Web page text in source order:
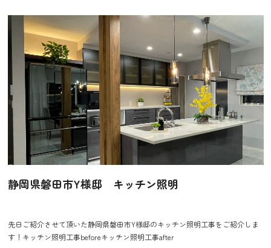
静岡県磐田市Y様邸 キッチン照明
先日ご紹介させて頂いた静岡県磐田市Y様邸のキッチン照明工事をご紹介しま
す！キッチン照明工事beforeキッチン照明工事after